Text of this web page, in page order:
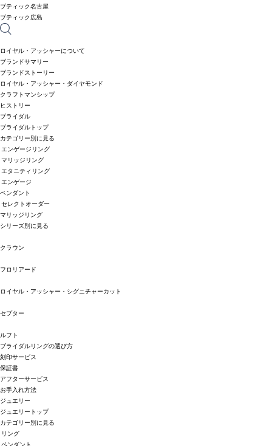
ブティック名古屋
ブティック広島
ロイヤル・アッシャーについて
ブランドサマリー
ブランドストーリー
ロイヤル・アッシャー・ダイヤモンド
クラフトマンシップ
ヒストリー
ブライダル
ブライダルトップ
カテゴリー別に見る
エンゲージリング
マリッジリング
エタニティリング
エンゲージ
ペンダント
セレクトオーダー
マリッジリング
シリーズ別に見る
クラウン
フロリアード
ロイヤル・アッシャー・シグニチャーカット
セプター
ルフト
ブライダルリングの選び方
刻印サービス
保証書
アフターサービス
お手入れ方法
ジュエリー
ジュエリートップ
カテゴリー別に見る
リング